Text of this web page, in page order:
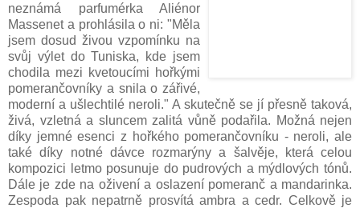
neznámá parfumérka Aliénor
Massenet a prohlásila o ni: "Měla
jsem dosud živou vzpomínku na
svůj výlet do Tuniska, kde jsem
chodila mezi kvetoucími hořkými
pomerančovníky a snila o zářivé,
moderní a ušlechtilé neroli." A skutečně se jí přesně taková,
živá, vzletná a sluncem zalitá vůně podařila. Možná nejen
díky jemné esenci z hořkého pomerančovníku - neroli, ale
také díky notné dávce rozmarýny a šalvěje, která celou
kompozici letmo posunuje do pudrových a mýdlových tónů.
Dále je zde na oživení a oslazení pomeranč a mandarinka.
Zespoda pak nepatrně prosvítá ambra a cedr. Celkově je